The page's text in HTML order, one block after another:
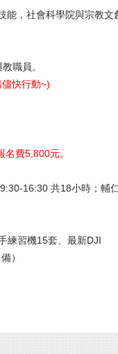
能，社會科學院與宗教文
職員。
快行動~)
費5,800元。
16:30 共18小時；輔
練習機15套、最新DJI
）